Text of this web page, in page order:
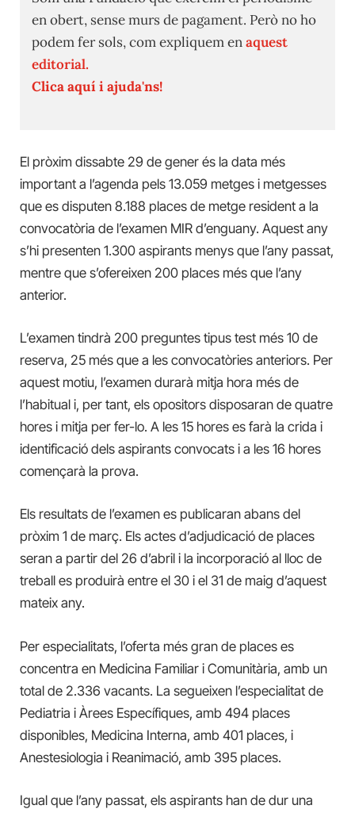
en obert, sense murs de pagament. Però no ho
podem fer sols, com expliquem enaquest
editorial.
Clica aquí i ajuda'ns!
El pròxim dissabte 29 de gener és la data més
important a l’agenda pels 13.059 metges i metgesses
que es disputen 8.188 places de metge resident a la
convocatòria de l’examen MIR d’enguany. Aquest any
s’hi presenten 1.300 aspirants menys que l’any passat,
mentre que s’ofereixen 200 places més que l’any
anterior.
L’examen tindrà 200 preguntes tipus test més 10 de
reserva, 25 més que a les convocatòries anteriors. Per
aquest motiu, l’examen durarà mitja hora més de
l’habitual i, per tant, els opositors disposaran de quatre
hores i mitja per fer-lo. A les 15 hores es farà la crida i
identificació dels aspirants convocats i a les 16 hores
començarà la prova.
Els resultats de l’examen es publicaran abans del
pròxim 1 de març. Els actes d’adjudicació de places
seran a partir del 26 d’abril i la incorporació al lloc de
treball es produirà entre el 30 i el 31 de maig d’aquest
mateix any.
Per especialitats, l’oferta més gran de places es
concentra en Medicina Familiar i Comunitària, amb un
total de 2.336 vacants. La segueixen l’especialitat de
Pediatria i Àrees Específiques, amb 494 places
disponibles, Medicina Interna, amb 401 places, i
Anestesiologia i Reanimació, amb 395 places.
Igual que l’any passat, els aspirants han de dur una